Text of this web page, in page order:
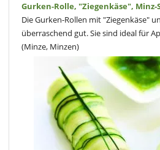
Gurken-Rolle, "Ziegenkäse", Minz-
Die Gurken-Rollen mit "Ziegenkäse"
überraschend gut. Sie sind ideal für
(Minze, Minzen)